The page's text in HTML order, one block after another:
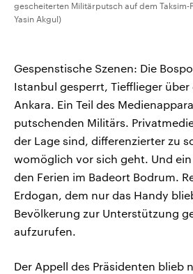
gescheiterten Militärputsch auf dem Taksim-
Yasin Akgul)
Gespenstische Szenen: Die
Istanbul gesperrt, Tiefflieger
Ankara. Ein Teil des
putschenden Militärs.
der Lage sind, differenzierter zu
womöglich vor sich geht. Und
den Ferien im Badeort Bodrum.
Erdogan, dem nur das Handy
Bevölkerung zur Unterstützung
aufzurufen.
Der Appell des Präsidenten blieb